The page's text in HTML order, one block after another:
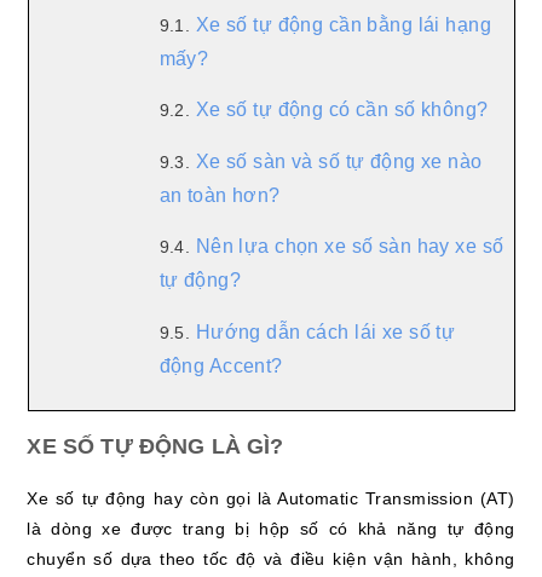
9.1.
Xe số tự động cần bằng lái hạng
mấy?
9.2. Xe số tự động có cần số không?
9.3.
Xe số sàn và số tự động xe nào
an toàn hơn?
9.4.
Nên lựa chọn xe số sàn hay xe số
tự động?
9.5.
Hướng dẫn cách lái xe số tự
động Accent?
XE SỐ TỰ ĐỘNG LÀ GÌ?
Xe số tự động hay còn gọi là Automatic Transmission (AT)
là dòng xe được trang bị hộp số có khả năng tự động
chuyển số dựa theo tốc độ và điều kiện vận hành, không